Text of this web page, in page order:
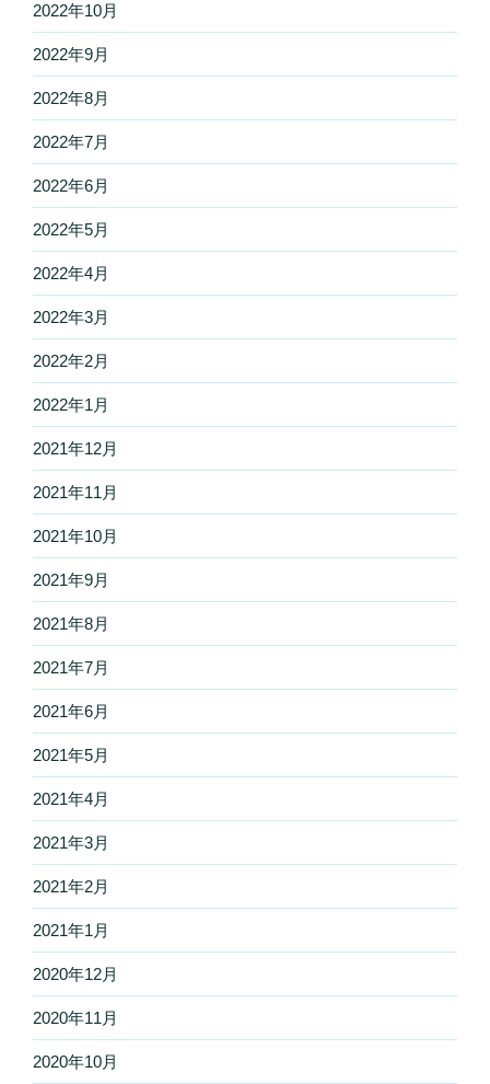
2022年10月
2022年9月
2022年8月
2022年7月
2022年6月
2022年5月
2022年4月
2022年3月
2022年2月
2022年1月
2021年12月
2021年11月
2021年10月
2021年9月
2021年8月
2021年7月
2021年6月
2021年5月
2021年4月
2021年3月
2021年2月
2021年1月
2020年12月
2020年11月
2020年10月